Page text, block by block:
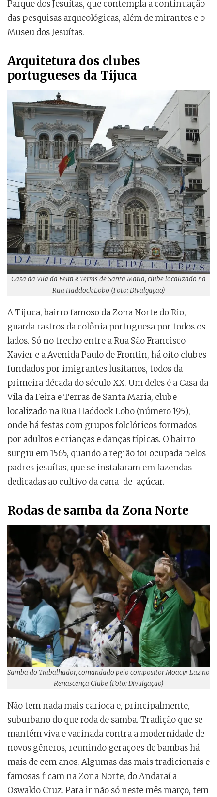
Parque dos Jesuítas, que contempla a continuação
das pesquisas arqueológicas, além de mirantes e o
Museu dos Jesuítas.
Arquitetura dos clubes
portugueses da Tijuca
Casa da Vila da Feira e Terras de Santa Maria, clube localizado na
Rua Haddock Lobo (Foto: Divulgação)
A Tijuca, bairro famoso da Zona Norte do Rio,
guarda rastros da colônia portuguesa por todos os
lados. Só no trecho entre a Rua São Francisco
Xavier e a Avenida Paulo de Frontin, há oito clubes
fundados por imigrantes lusitanos, todos da
primeira década do século XX. Um deles é a Casa da
Vila da Feira e Terras de Santa Maria, clube
localizado na Rua Haddock Lobo (número 195),
onde há festas com grupos folclóricos formados
por adultos e crianças e danças típicas. O bairro
surgiu em 1565, quando a região foi ocupada pelos
padres jesuítas, que se instalaram em fazendas
dedicadas ao cultivo da cana-de-açúcar.
Rodas de samba da Zona Norte
Samba do Trabalhador, comandado pelo compositor Moacyr Luz no
Renascença Clube (Foto: Divulgação)
Não tem nada mais carioca e, principalmente,
suburbano do que roda de samba. Tradição que se
mantém viva e vacinada contra a modernidade de
novos gêneros, reunindo gerações de bambas há
mais de cem anos. Algumas das mais tradicionais e
famosas ficam na Zona Norte, do Andaraí a
Oswaldo Cruz. Para ir não só neste mês março, tem